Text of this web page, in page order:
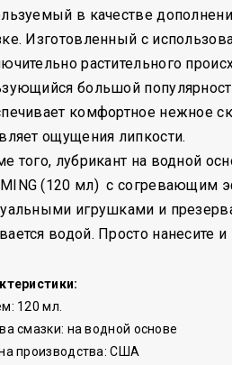
в качестве
Изготовленный с
растительного
большой
комфортное нежное
ощущения липкости.
того, лубрикант на водной
(120 мл) с согревающим
игрушками и
водой. Просто нанесите и
120 мл.
смазки: на водной основе
производства: США